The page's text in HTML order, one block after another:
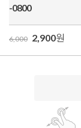
-0800
6,000 2,900원